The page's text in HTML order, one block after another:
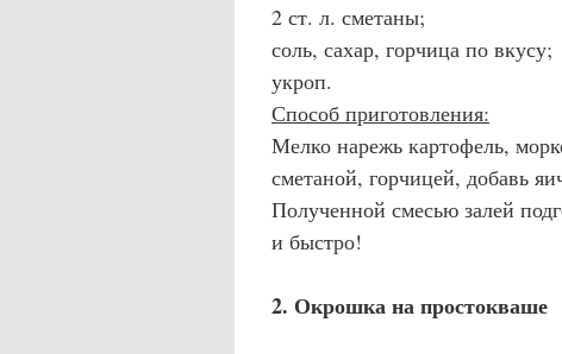
2 ст. л. сметаны;
соль, сахар, горчица по вкусу;
укроп.
Способ приготовления:
Мелко нарежь картофель,
сметаной, горчицей, добавь
Полученной смесью залей
и быстро!
2. Окрошка на простокваше